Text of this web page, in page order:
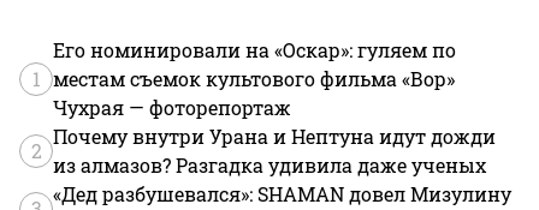
1
Его номинировали на «Оскар»: гуляем по
местам съемок культового фильма «Вор»
Чухрая — фоторепортаж
2
Почему внутри Урана и Нептуна идут дожди
из алмазов? Разгадка удивила даже ученых
«Дед разбушевался»: SHAMAN довел Мизулину